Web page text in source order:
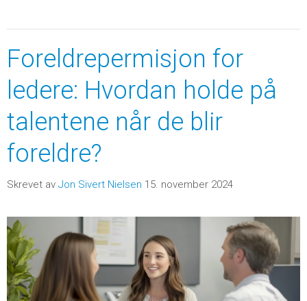
Foreldrepermisjon for
ledere: Hvordan holde på
talentene når de blir
foreldre?
Skrevet av Jon Sivert Nielsen 15. november 2024